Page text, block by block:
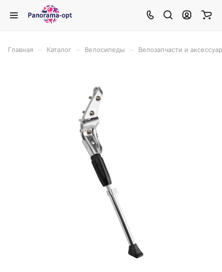
Главная Каталог Велосипеды Велозапчасти и